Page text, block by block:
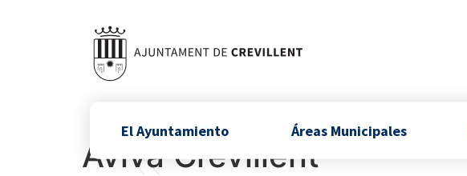
El Ayuntamiento Áreas Municipales
Aviva Crevillent